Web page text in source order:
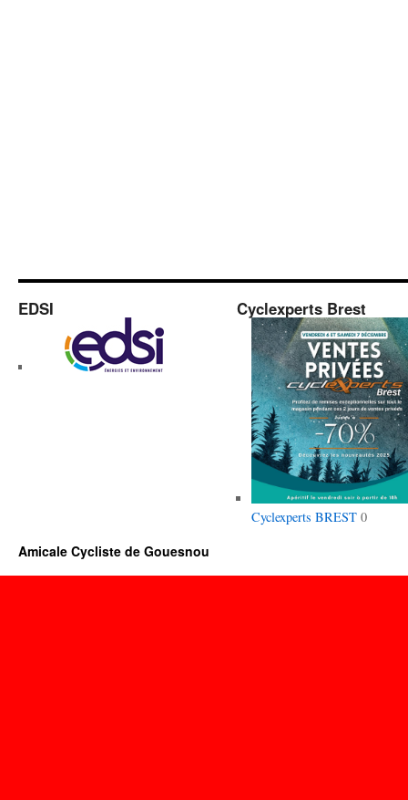
EDSI Cyclexperts Brest
Cyclexperts BREST0
Amicale Cycliste de Gouesnou